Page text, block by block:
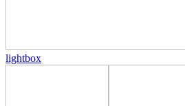
lightbox